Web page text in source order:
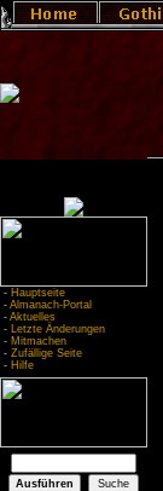
- Hauptseite
- Almanach-Portal
- Aktuelles
- Letzte Änderungen
- Mitmachen
- Zufällige Seite
- Hilfe